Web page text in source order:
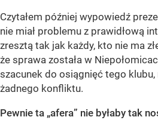
Czytałem później wypowiedź
nie miał problemu z prawidłową
zresztą tak jak każdy, kto nie ma
że sprawa została w
szacunek do osiągnięć tego klubu,
żadnego konfliktu.
Pewnie ta „afera” nie byłaby tak